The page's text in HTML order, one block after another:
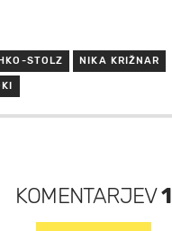
STOLZ NIKA KRIŽNAR
KOMENTARJEV1